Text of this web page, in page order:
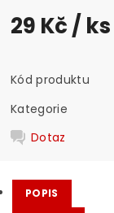
29 Kč/ ks
Kód produktu
Kategorie
Dotaz
POPIS